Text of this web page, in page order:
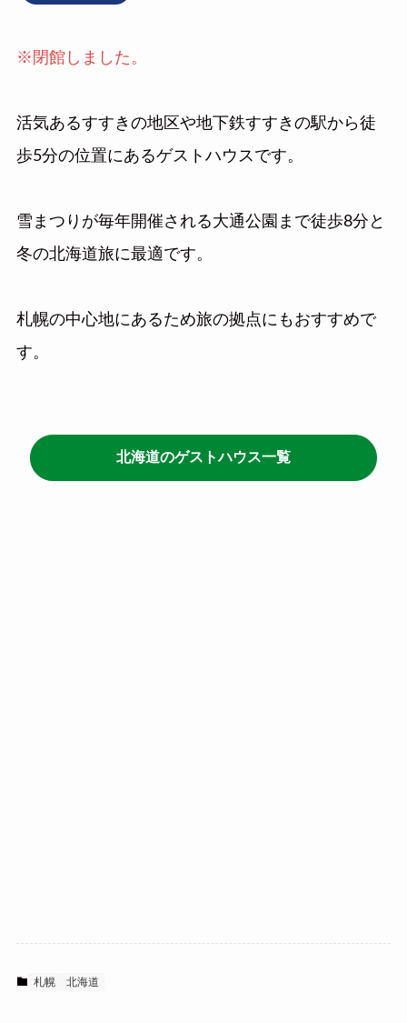
※閉館しました。
活気あるすすきの地区や地下鉄すすきの駅から徒
歩5分の位置にあるゲストハウスです。
雪まつりが毎年開催される大通公園まで徒歩8分と
冬の北海道旅に最適です。
札幌の中心地にあるため旅の拠点にもおすすめで
す。
北海道のゲストハウス一覧
札幌 北海道